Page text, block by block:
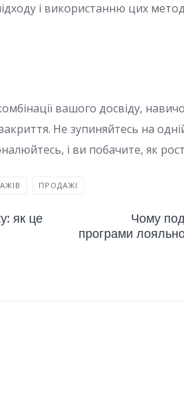
і використанню цих
вашого досвіду,
Не зупиняйтесь на одній
і ви побачите, як
ПРОДАЖІ
як це
Чому
програми